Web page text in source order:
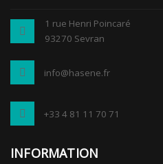
1 rue Henri Poincaré
93270 Sevran
info@hasene.fr
+33 4 81 11 70 71
INFORMATION